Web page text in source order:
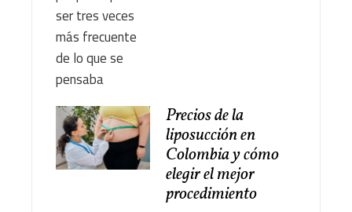
Precios de la
liposucción en
Colombia y cómo
elegir el mejor
procedimiento